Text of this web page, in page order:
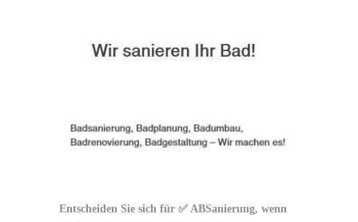
Entscheiden Sie sich für ✅ ABSanierung, wenn